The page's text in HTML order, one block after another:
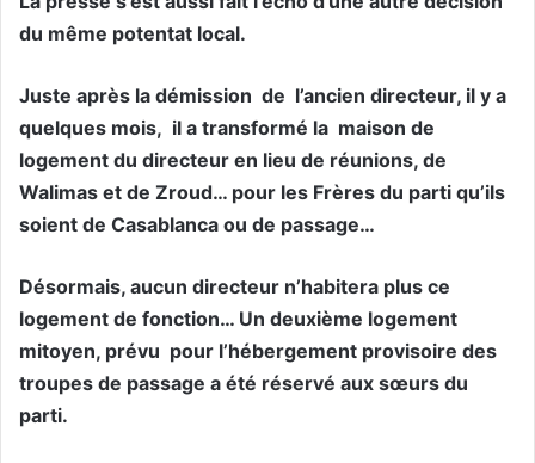
du même potentat local.
Juste après la démission de l’ancien directeur, il y a
quelques mois, il a transformé la maison de
logement du directeur en lieu de réunions, de
Walimas et de Zroud… pour les Frères du parti qu’ils
soient de Casablanca ou de passage…
Désormais, aucun directeur n’habitera plus ce
logement de fonction… Un deuxième logement
mitoyen, prévu pour l’hébergement provisoire des
troupes de passage a été réservé aux sœurs du
parti.